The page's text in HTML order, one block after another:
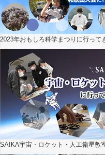
2023年おもしろ科学まつりに行って
SAIKA宇宙・ロケット・人工衛星教